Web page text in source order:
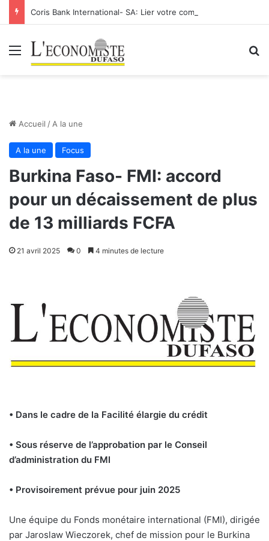
Menu
Accueil / A la une
A la une Focus
Burkina Faso- FMI: accord
pour un décaissement de plus
de 13 milliards FCFA
21 avril 2025 0 4 minutes de lecture
• Dans le cadre de la Facilité élargie du crédit
• Sous réserve de l’approbation par le Conseil
d’administration du FMI
• Provisoirement prévue pour juin 2025
Une équipe du Fonds monétaire international (FMI), dirigée
par Jaroslaw Wieczorek, chef de mission pour le Burkina